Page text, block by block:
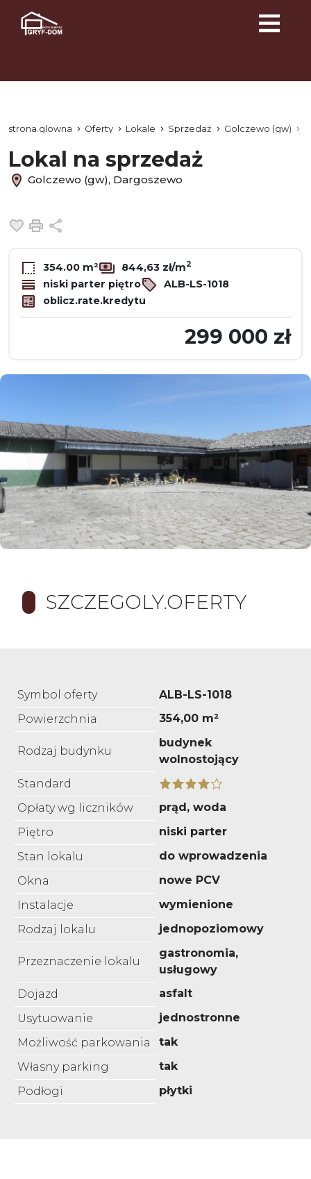
strona.glowna Oferty Lokale Sprzedaż Golczewo (gw)
Lokal na sprzedaż
Golczewo (gw), Dargoszewo
Dodaj do ulubionych
Drukuj
354.00 m² 844,63 zł/m2
niski parter piętro
ALB-LS-1018
oblicz.rate.kredytu
299 000 zł
SZCZEGOLY.OFERTY
Symbol oferty
ALB-LS-1018
Powierzchnia
354,00 m²
Rodzaj budynku
budynek
wolnostojący
Standard
Opłaty wg liczników
prąd, woda
Piętro
niski parter
Stan lokalu
do wprowadzenia
Okna
nowe PCV
Instalacje
wymienione
Rodzaj lokalu
jednopoziomowy
Przeznaczenie lokalu
gastronomia,
usługowy
Dojazd
asfalt
Usytuowanie
jednostronne
Możliwość parkowania
tak
Własny parking
tak
Podłogi
płytki